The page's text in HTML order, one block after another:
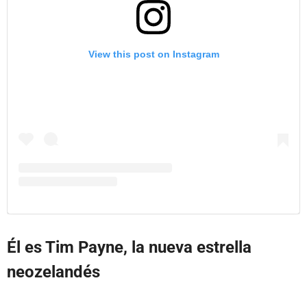
View this post on Instagram
Él es Tim Payne, la nueva estrella
neozelandés